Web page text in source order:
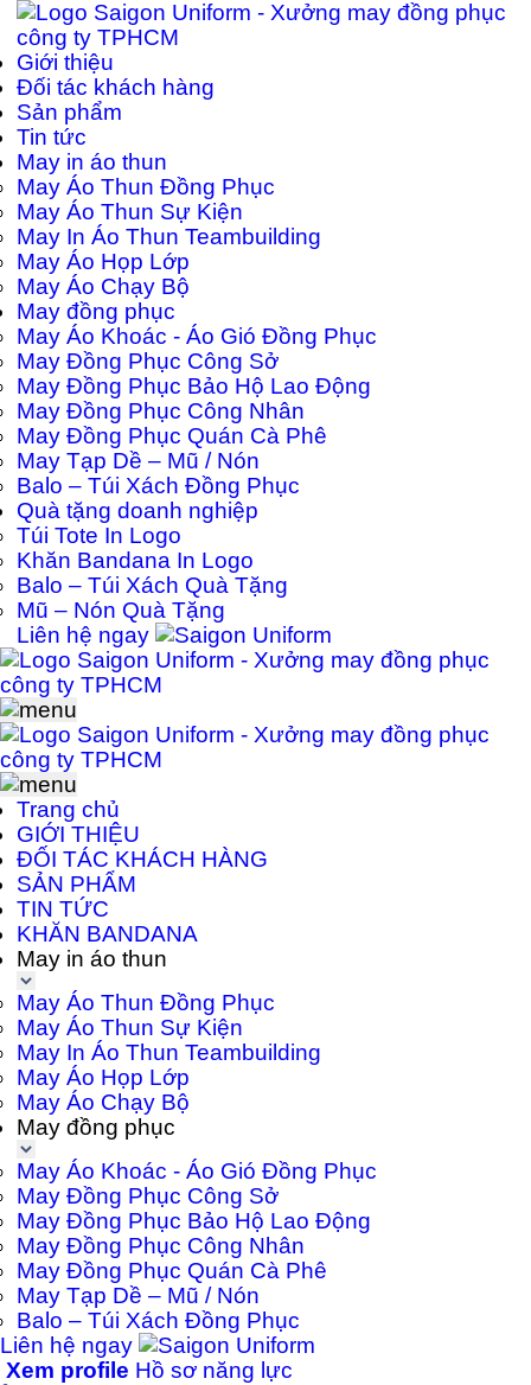
Giới thiệu
Đối tác khách hàng
Sản phẩm
Tin tức
May in áo thun
May Áo Thun Đồng Phục
May Áo Thun Sự Kiện
May In Áo Thun Teambuilding
May Áo Họp Lớp
May Áo Chạy Bộ
May đồng phục
May Áo Khoác - Áo Gió Đồng Phục
May Đồng Phục Công Sở
May Đồng Phục Bảo Hộ Lao Động
May Đồng Phục Công Nhân
May Đồng Phục Quán Cà Phê
May Tạp Dề – Mũ / Nón
Balo – Túi Xách Đồng Phục
Quà tặng doanh nghiệp
Túi Tote In Logo
Khăn Bandana In Logo
Balo – Túi Xách Quà Tặng
Mũ – Nón Quà Tặng
Liên hệ ngay
Trang chủ
GIỚI THIỆU
ĐỐI TÁC KHÁCH HÀNG
SẢN PHẨM
TIN TỨC
KHĂN BANDANA
May in áo thun
May Áo Thun Đồng Phục
May Áo Thun Sự Kiện
May In Áo Thun Teambuilding
May Áo Họp Lớp
May Áo Chạy Bộ
May đồng phục
May Áo Khoác - Áo Gió Đồng Phục
May Đồng Phục Công Sở
May Đồng Phục Bảo Hộ Lao Động
May Đồng Phục Công Nhân
May Đồng Phục Quán Cà Phê
May Tạp Dề – Mũ / Nón
Balo – Túi Xách Đồng Phục
Liên hệ ngay
Xem profile Hồ sơ năng lực